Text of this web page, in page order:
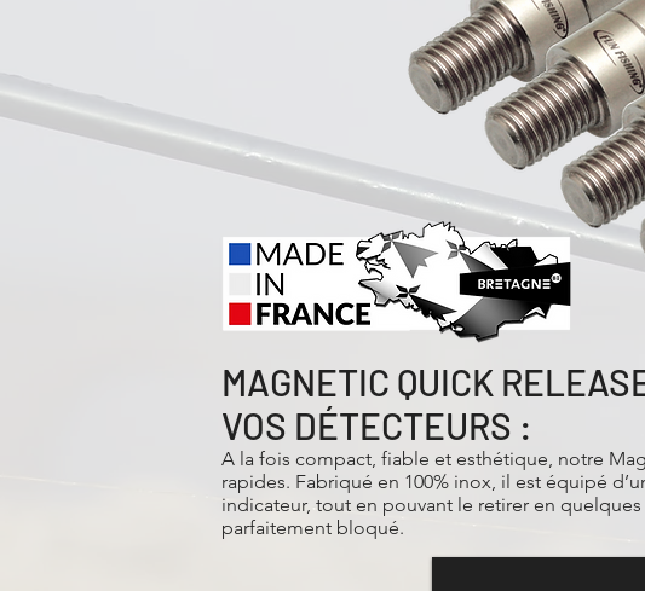
MAGNETIC QUICK
VOS DÉTECTEURS :
A la fois compact, fiable et esthétique, notre
rapides. Fabriqué en 100% inox, il est équipé
indicateur, tout en pouvant le retirer en
parfaitement bloqué.